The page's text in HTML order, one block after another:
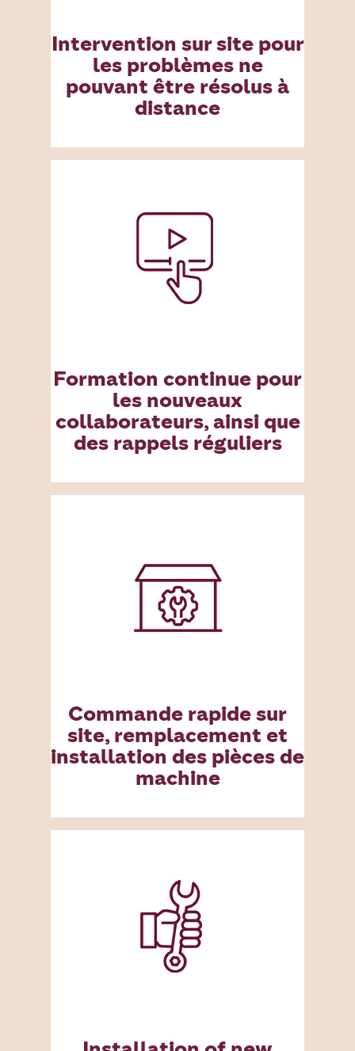
Intervention sur site pour
les problèmes ne
pouvant être résolus à
distance
Formation continue pour
les nouveaux
collaborateurs, ainsi que
des rappels réguliers
Commande rapide sur
site, remplacement et
installation des pièces de
machine